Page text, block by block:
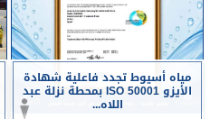
مياه أسيوط تجدد فاعلية شهادة
الأيزو ISO 50001 بمحطة نزلة عبد
اللاه...